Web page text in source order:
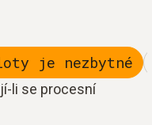
je nezbytné
li se procesní